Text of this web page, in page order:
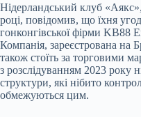
Нідерландський клуб
році, повідомив, що їхня
гонконгівської фірми KB88
Компанія, зареєстрована на
також стоїть за торговими
з розслідуванням 2023 року
структури, які нібито
обмежуються цим.